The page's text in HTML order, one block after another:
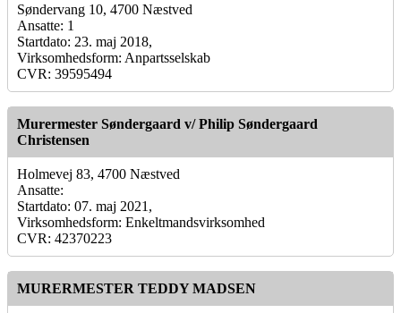
Søndervang 10, 4700 Næstved
Ansatte: 1
Startdato: 23. maj 2018,
Virksomhedsform: Anpartsselskab
CVR: 39595494
Murermester Søndergaard v/ Philip Søndergaard
Christensen
Holmevej 83, 4700 Næstved
Ansatte:
Startdato: 07. maj 2021,
Virksomhedsform: Enkeltmandsvirksomhed
CVR: 42370223
MURERMESTER TEDDY MADSEN